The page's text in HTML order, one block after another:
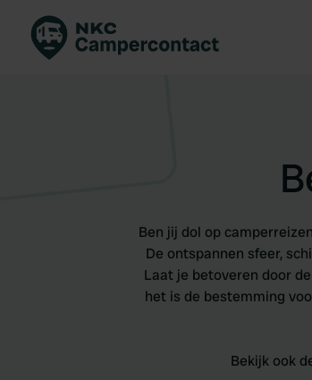
Veilig boeken
Bekijk alle...
Ben jij dol op
De ontspannen sfeer,
Laat je betoveren door
het is de bestemming
Bekijk ook